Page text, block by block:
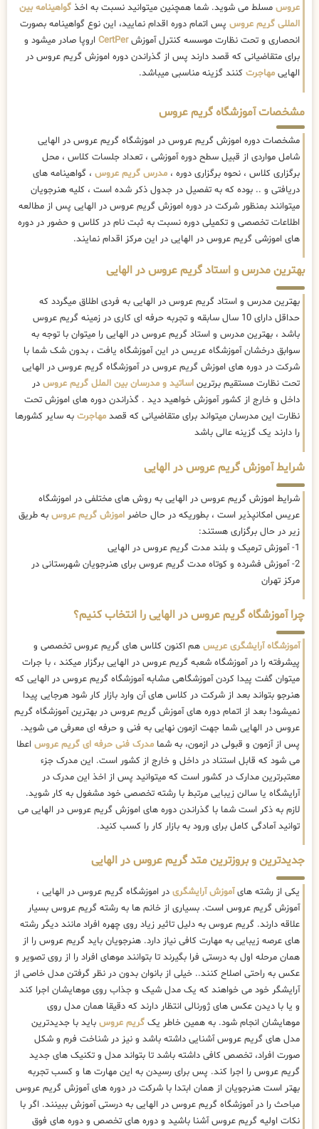
عروس مسلط می شوید. شما همچنین میتوانید نسبت به اخذ گواهینامه بین
المللی گریم عروس پس اتمام دوره اقدام نمایید، این نوع گواهینامه بصورت
انحصاری و تحت نظارت موسسه کنترل آموزشCertPer اروپا صادر میشود و
برای متقاضیانی که قصد دارند پس از گذراندن دوره اموزش گریم عروس در
الهایی مهاجرت کنند گزینه مناسبی میباشد.
مشخصات آموزشگاه گریم عروس
مشخصات دوره اموزش گریم عروس در اموزشگاه گریم عروس در الهایی
شامل مواردی از قبیل سطح دوره آموزشی ، تعداد جلسات کلاس ، محل
برگزاری کلاس ، نحوه برگزاری دوره ، مدرس گریم عروس ، گواهینامه های
دریافتی و .. بوده که به تفصیل در جدول ذکر شده است ، کلیه هنرجویان
میتوانند بمنظور شرکت در دوره اموزش گریم عروس در الهایی پس از مطالعه
اطلاعات تخصصی و تکمیلی دوره نسبت به ثبت نام در کلاس و حضور در دوره
های اموزشی گریم عروس در الهایی در این مرکز اقدام نمایند.
بهترین مدرس و استاد گریم عروس در الهایی
بهترین مدرس و استاد گریم عروس در الهایی به فردی اطلاق میگردد که
حداقل دارای 10 سال سابقه و تجربه حرفه ای کاری در زمینه گریم عروس
باشد ، بهترین مدرس و استاد گریم عروس در الهایی را میتوان با توجه به
سوابق درخشان آموزشگاه عریس در این آموزشگاه یافت ، بدون شک شما با
شرکت در دوره های اموزش گریم عروس در آموزشگاه گریم عروس در الهایی
تحت نظارت مستقیم برترین اساتید و مدرسان بین الملل گریم عروس در
داخل و خارج از کشور آموزش خواهید دید . گذراندن دوره های اموزش تحت
نظارت این مدرسان میتواند برای متقاضیانی که قصد مهاجرت به سایر کشورها
را دارند یک گزینه عالی باشد
شرایط آموزش گریم عروس در الهایی
شرایط اموزش گریم عروس در الهایی به روش های مختلفی در اموزشگاه
عریس امکانپذیر است ، بطوریکه در حال حاضر اموزش گریم عروس به طریق
زیر در حال برگزاری هستند:
1- آموزش ترمیک و بلند مدت گریم عروس در الهایی
2- آموزش فشرده و کوتاه مدت گریم عروس برای هنرجویان شهرستانی در
مرکز تهران
چرا آموزشگاه گریم عروس در الهایی را انتخاب کنیم؟
آموزشگاه آرایشگری عریس هم اکنون کلاس های گریم عروس تخصصی و
پیشرفته را در آموزشگاه شعبه گریم عروس در الهایی برگزار میکند ، با جرات
میتوان گفت پیدا کردن آموزشگاهی مشابه آموزشگاه گریم عروس در الهایی که
هنرجو بتواند بعد از شرکت در کلاس های آن وارد بازار کار شود هرجایی پیدا
نمیشود! بعد از اتمام دوره های آموزش گریم عروس در بهترین آموزشگاه گریم
عروس در الهایی شما جهت ازمون نهایی به فنی و حرفه ای معرفی می شوید.
پس از آزمون و قبولی در ازمون، به شما مدرک فنی حرفه ای گریم عروس اعطا
می شود که قابل استناد در داخل و خارج از کشور است. این مدرک جزء
معتبرترین مدارک در کشور است که میتوانید پس از اخذ این مدرک در
آرایشگاه یا سالن زیبایی مرتبط با رشته تخصصی خود مشغول به کار شوید.
لازم به ذکر است شما با گذراندن دوره های اموزش گریم عروس در الهایی می
توانید آمادگی کامل برای ورود به بازار کار را کسب کنید.
جدیدترین و بروزترین متد گریم عروس در الهایی
یکی از رشته هایآموزش آرایشگری در اموزشگاه گریم عروس در الهایی ،
آموزش گریم عروس است. بسیاری از خانم ها به رشته گریم عروس بسیار
علاقه دارند. گریم عروس به دلیل تاثیر زیاد روی چهره افراد مانند دیگر رشته
های عرصه زیبایی به مهارت کافی نیاز دارد. هنرجویان باید گریم عروس را از
همان مرحله اول به درستی فرا بگیرند تا بتوانند موهای افراد را از روی تصویر و
عکس به راحتی اصلاح کنند.. خیلی از بانوان بدون در نظر گرفتن مدل خاصی از
آرایشگر خود می خواهند که یک مدل شیک و جذاب روی موهایشان اجرا کند
و یا با دیدن عکس های ژورنالی انتظار دارند که دقیقا همان مدل روی
موهایشان انجام شود. به همین خاطر یک گریم عروس باید با جدیدترین
مدل های گریم عروس آشنایی داشته باشد و نیز در شناخت فرم و شکل
صورت افراد، تخصص کافی داشته باشد تا بتواند مدل و تکنیک های جدید
گریم عروس را اجرا کند. پس برای رسیدن به این مهارت ها و کسب تجربه
بهتر است هنرجویان از همان ابتدا با شرکت در دوره های آموزش گریم عروس
مباحث را در آموزشگاه گریم عروس در الهایی به درستی آموزش ببینند. اگر با
نکات اولیه گریم عروس آشنا باشید و دوره های تخصص و دوره های فوق